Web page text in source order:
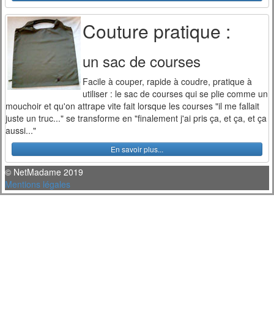
Couture pratique :
un sac de courses
Facile à couper, rapide à coudre, pratique à
utiliser : le sac de courses qui se plie comme un
mouchoir et qu'on attrape vite fait lorsque les courses "il me fallait
juste un truc..." se transforme en "finalement j'ai pris ça, et ça, et ça
aussi..."
En savoir plus...
© NetMadame 2019
Mentions légales